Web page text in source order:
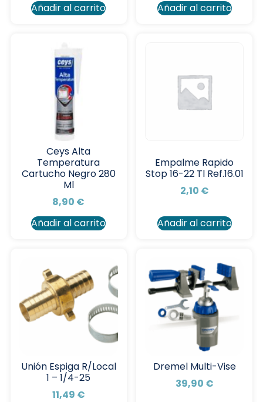
Añadir al carrito
Añadir al carrito
Ceys Alta
Temperatura
Cartucho Negro 280
Ml
8,90 €
Añadir al carrito
Empalme Rapido
Stop 16-22 Tl Ref.16.01
2,10 €
Añadir al carrito
Unión Espiga R/Local
1 – 1/4-25
11,49 €
Dremel Multi-Vise
39,90 €